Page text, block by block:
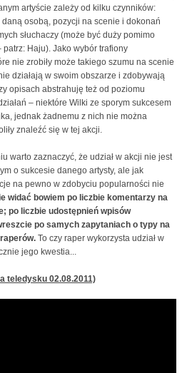
artyście zależy od kilku czynników:
osobą, pozycji na scenie i dokonań
słuchaczy (może być duży pomimo
Haju). Jako wybór trafiony
nie zrobiły może takiego szumu na scenie
działają w swoim obszarze i zdobywają
opisach abstrahuję też od poziomu
– niektóre Wilki ze sporym sukcesem
jednak żadnemu z nich nie można
znaleźć się w tej akcji.
warto zaznaczyć, że udział w akcji nie jest
o sukcesie danego artysty, ale jak
na pewno w zdobyciu popularności nie
widać bowiem po liczbie komentarzy na
po liczbie udostępnień wpisów
po samych zapytaniach o typy na
To czy raper wykorzysta udział w
jego kwestia...
teledysku 02.08.2011)